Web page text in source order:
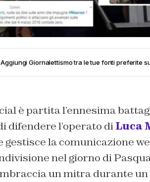
Aggiungi Giornalettismo tra le tue fonti preferite
è partita l’ennesima
difendere l’operato diLuca
gestisce la comunicazione
nel giorno di
un mitra durante